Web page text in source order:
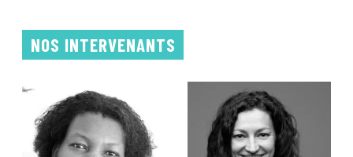
NOS INTERVENANTS